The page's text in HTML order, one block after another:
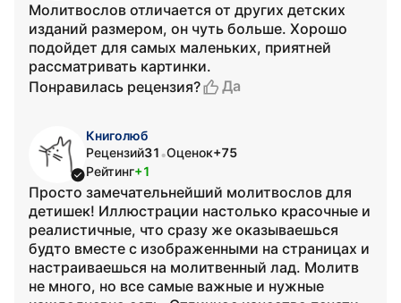
Молитвослов отличается от других детских
изданий размером, он чуть больше. Хорошо
подойдет для самых маленьких, приятней
рассматривать картинки.
Понравилась рецензия?
Да
Книголюб
Рецензий31 •Оценок+75
Рейтинг+1
Просто замечательнейший молитвослов для
детишек! Иллюстрации настолько красочные и
реалистичные, что сразу же оказываешься
будто вместе с изображенными на страницах и
настраиваешься на молитвенный лад. Молитв
не много, но все самые важные и нужные